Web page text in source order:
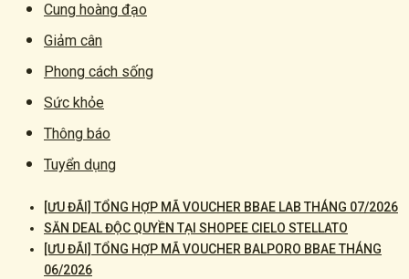
Cung hoàng đạo
Giảm cân
Phong cách sống
Sức khỏe
Thông báo
Tuyển dụng
[ƯU ĐÃI] TỔNG HỢP MÃ VOUCHER BBAE LAB THÁNG 07/2026
SĂN DEAL ĐỘC QUYỀN TẠI SHOPEE CIELO STELLATO
[ƯU ĐÃI] TỔNG HỢP MÃ VOUCHER BALPORO BBAE THÁNG
06/2026